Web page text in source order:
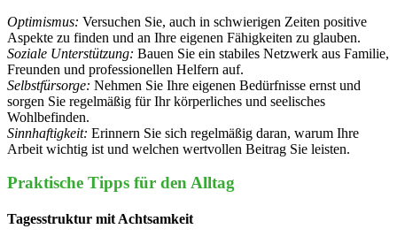
Optimismus: Versuchen Sie, auch in schwierigen Zeiten positive
Aspekte zu finden und an Ihre eigenen Fähigkeiten zu glauben.
Soziale Unterstützung: Bauen Sie ein stabiles Netzwerk aus Familie,
Freunden und professionellen Helfern auf.
Selbstfürsorge: Nehmen Sie Ihre eigenen Bedürfnisse ernst und
sorgen Sie regelmäßig für Ihr körperliches und seelisches
Wohlbefinden.
Sinnhaftigkeit: Erinnern Sie sich regelmäßig daran, warum Ihre
Arbeit wichtig ist und welchen wertvollen Beitrag Sie leisten.
Praktische Tipps für den Alltag
Tagesstruktur mit Achtsamkeit